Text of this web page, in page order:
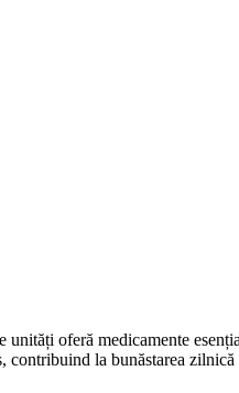
oferă medicamente
contribuind la bunăstarea